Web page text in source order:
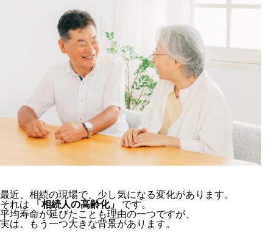
最近、相続の現場で、少し気になる変化があります。
それは
「相続人の高齢化」
です。
平均寿命が延びたことも理由の一つですが、
実は、もう一つ大きな背景があります。